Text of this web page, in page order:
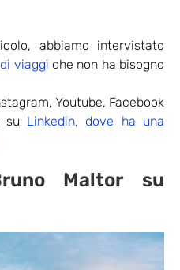
abbiamo intervistato
viaggi che non ha bisogno
Youtube, Facebook
su Linkedin, dove ha una
Maltor su